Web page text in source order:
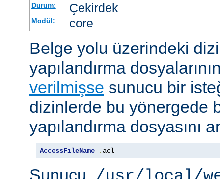
Durum: Çekirdek
Modül: core
Belge yolu üzerindeki
yapılandırma
verilmişse sunucu bir
dizinlerde bu yönergede
yapılandırma dosyasını
AccessFileName . acl
Sunucu,